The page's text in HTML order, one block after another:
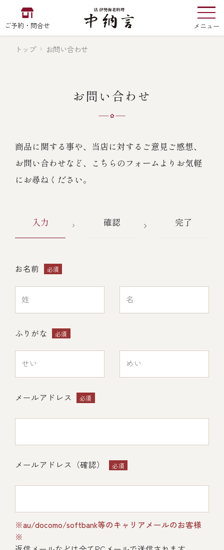
ご予約・問合せ メニュー
中納言の伊勢海老
ご結婚式 1.5次会・
二次会
レストラン
オンライン通販
(生おせち/おせち冷凍)
プライバシーポリシー 取引先エントリー
トップ お問い合わせ
お問い合わせ
商品に関する事や、当店に対するご意見ご感想、
お問い合わせなど、こちらのフォームよりお気軽
にお尋ねください。
入力 確認 完了
お名前 必須
ふりがな 必須
メールアドレス 必須
メールアドレス（確認） 必須
※au/docomo/softbank等のキャリアメールのお客様
※